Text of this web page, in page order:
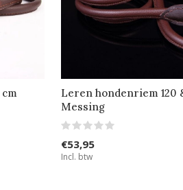
cm
Leren hondenriem 120
Messing
€53,95
Incl. btw